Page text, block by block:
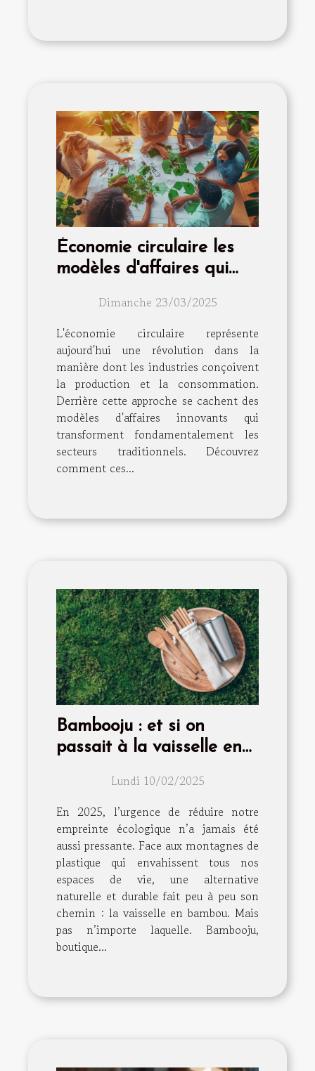
Économie circulaire les
modèles d'affaires qui
industriesDimanche 23/03/2025
L'économie circulaire représente
aujourd'hui une révolution dans la
manière dont les industries conçoivent
la production et la consommation.
Derrière cette approche se cachent des
modèles d'affaires innovants qui
transforment fondamentalement les
secteurs traditionnels. Découvrez
comment ces...
Bambooju : et si on
passait à la vaisselle en
Lundi 10/02/2025
En 2025, l’urgence de réduire notre
empreinte écologique n’a jamais été
aussi pressante. Face aux montagnes de
plastique qui envahissent tous nos
espaces de vie, une alternative
naturelle et durable fait peu à peu son
chemin : la vaisselle en bambou. Mais
pas n’importe laquelle. Bambooju,
boutique...